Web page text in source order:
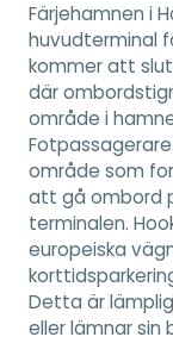
Färjehamnen i
huvudterminal
kommer att
där
område i
område som
att gå ombord
terminalen.
europeiska
Detta är
eller lämnar sin